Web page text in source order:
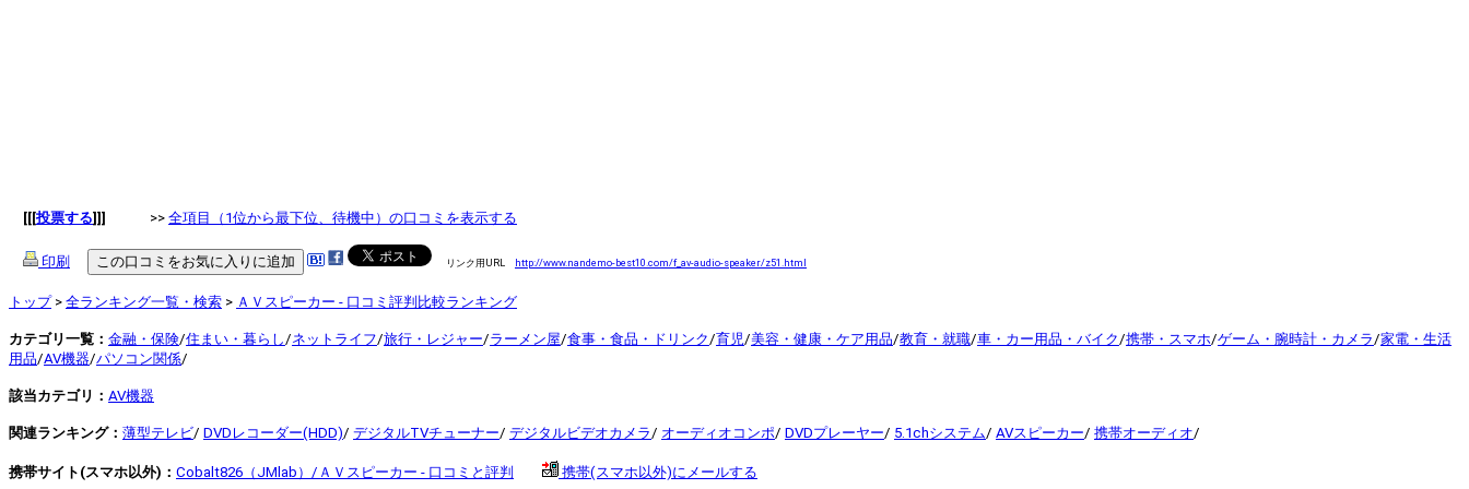
[[[投票する]]] >> 全項目（1位から最下位、待機中）の口コミを表示する
印刷 リンク用URL http://www.nandemo-best10.com/f_av-audio-speaker/z51.html
トップ> 全ランキング一覧・検索 > ＡＶスピーカー - 口コミ評判比較ランキング
カテゴリ一覧： 金融・保険/住まい・暮らし/ネットライフ/旅行・レジャー/ラーメン屋/食事・食品・ドリンク/育児/美容・健康・ケア用品/教育・就職/車・カー用品・バイク/携帯・スマホ/ゲーム・腕時計・カメラ/家電・生活
用品/AV機器/パソコン関係/
該当カテゴリ： AV機器
関連ランキング： 薄型テレビ/ DVDレコーダー(HDD)/ デジタルTVチューナー/ デジタルビデオカメラ/ オーディオコンポ/ DVDプレーヤー/ 5.1chシステム/ AVスピーカー/ 携帯オーディオ/
携帯サイト(スマホ以外)： Cobalt826（JMlab）/ＡＶスピーカー - 口コミと評判 携帯(スマホ以外)にメールする